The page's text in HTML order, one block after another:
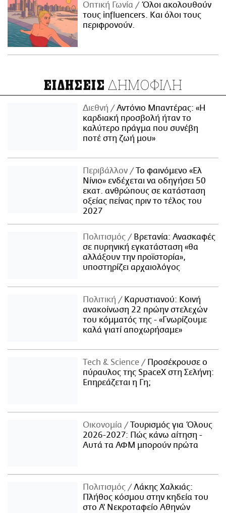
Οπτική Γωνία
Όλοι ακολουθούν
τους influencers. Και όλοι τους
περιφρονούν.
ΕΙΔΗΣΕΙΣ ΔΗΜΟΦΙΛΗ
Διεθνή
Αντόνιο Μπαντέρας: «Η
καρδιακή προσβολή ήταν το
καλύτερο πράγμα που συνέβη
ποτέ στη ζωή μου»
Περιβάλλον
Το φαινόμενο «Ελ
Νίνιο» ενδέχεται να οδηγήσει 50
εκατ. ανθρώπους σε κατάσταση
οξείας πείνας πριν το τέλος του
2027
Πολιτισμός
Βρετανία: Ανασκαφές
σε πυρηνική εγκατάσταση «θα
αλλάξουν την προϊστορία»,
υποστηρίζει αρχαιολόγος
Πολιτική
Καρυστιανού: Κοινή
ανακοίνωση 22 πρώην στελεχών
του κόμματός της - «Γνωρίζουμε
καλά γιατί αποχωρήσαμε»
Τech & Science
Προσέκρουσε ο
πύραυλος της SpaceX στη Σελήνη:
Επηρεάζεται η Γη;
Οικονομία
Τουρισμός για Όλους
2026-2027: Πώς κάνω αίτηση -
Αυτά τα ΑΦΜ μπορούν πρώτα
Πολιτισμός
Λάκης Χαλκιάς:
Πλήθος κόσμου στην κηδεία του
στο Α' Νεκροταφείο Αθηνών